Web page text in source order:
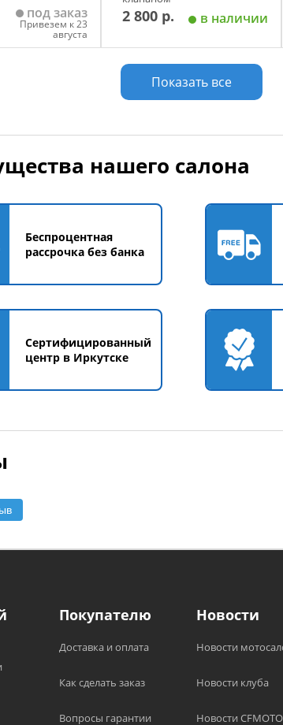
под заказ
Привезем к 23
августа
2 800 р. в наличии
Добавить в корзину
Показать все
нашего салона
Беспроцентная
рассрочка без банка
Сертифицированный
центр в Иркутске
Покупателю
Доставка и оплата
Как сделать заказ
Вопросы гарантии
Новости
Новости
Новости клуба
Новости CFMOTO